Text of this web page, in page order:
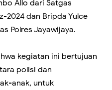
Allo dari Satgas
2024 dan Bripda Yulce
Polres Jayawijaya.
kegiatan ini bertujuan
polisi dan
anak, untuk